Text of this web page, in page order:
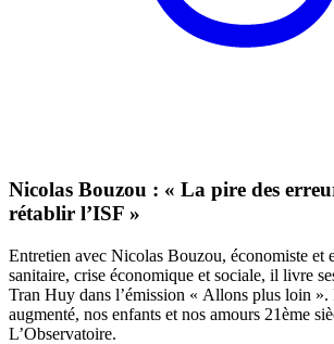
Nicolas Bouzou : « La pire des
rétablir l’ISF »
Entretien avec Nicolas Bouzou, économiste et
sanitaire, crise économique et sociale, il livre
Tran Huy dans l’émission « Allons plus loin
augmenté, nos enfants et nos amours 21ème
L’Observatoire.